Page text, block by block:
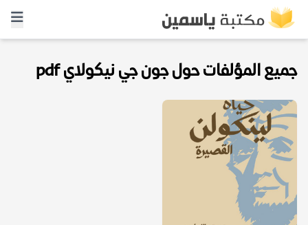
جميع المؤلفات حول جون جي نيكولاي pdf